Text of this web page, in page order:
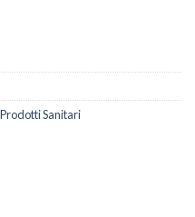
Prodotti Sanitari